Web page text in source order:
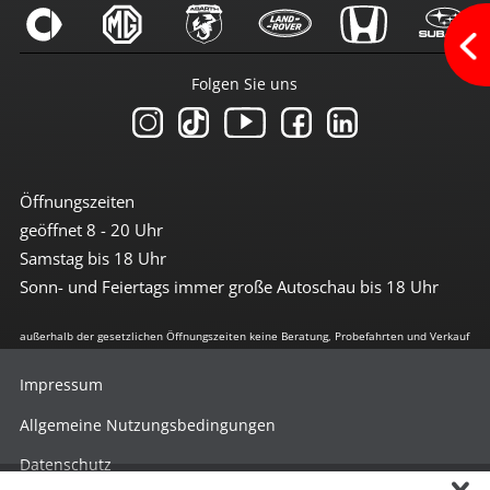
Android-Auto
Apple CarPlay
Bluetoothfunktion
Navigation groß
Sprachsteuerung
Touchscreen
USB-Anschluss
Sicherheit
6x Airbag
Antiblockiersystem
Beifahrerairbag abschaltbar
Bremsassistent
Öffnungszeiten
geöffnet 8 - 20 Uhr
Samstag bis 18 Uhr
Sonn- und Feiertags immer große Autoschau bis 18 Uhr
Folgen Sie uns
außerhalb der gesetzlichen Öffnungszeiten keine Beratung, Probefahrten und Verkauf
Impressum
Allgemeine Nutzungsbedingungen
Datenschutz